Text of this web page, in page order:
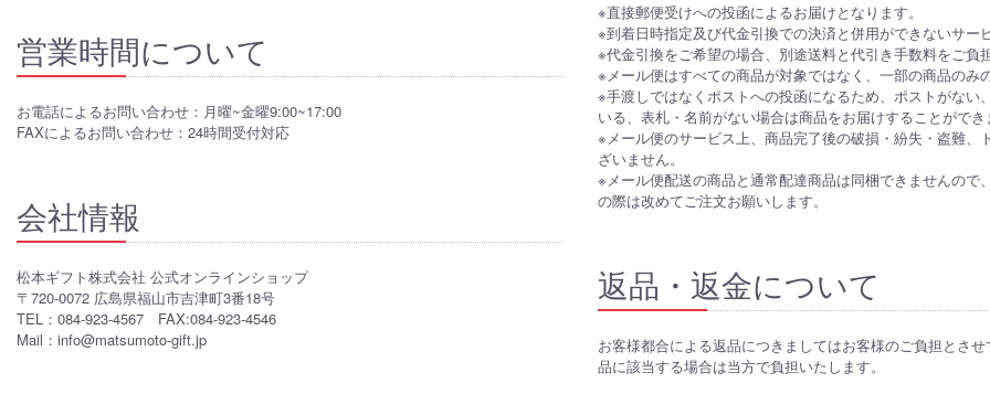
営業時間について
お電話によるお問い合わせ：月曜~金曜9:00~17:00
FAXによるお問い合わせ：24時間受付対応
会社情報
松本ギフト株式会社 公式オンラインショップ
〒720-0072 広島県福山市吉津町3番18号
TEL：084-923-4567 FAX:084-923-4546
Mail：info@matsumoto-gift.jp
※直接郵便受けへの投函によるお届けとなります。
※到着日時指定及び代金引換での決済と併用ができないサー
※代金引換をご希望の場合、別途送料と代引き手数料をご負
※メール便はすべての商品が対象ではなく、一部の商品のみ
※手渡しではなくポストへの投函になるため、ポストがない
いる、表札・名前がない場合は商品をお届けすることができ
※メール便のサービス上、商品完了後の破損・紛失・盗難、
ざいません。
※メール便配送の商品と通常配達商品は同梱できませんので
の際は改めてご注文お願いします。
返品・返金について
お客様都合による返品につきましてはお客様のご負担とさ
品に該当する場合は当方で負担いたします。